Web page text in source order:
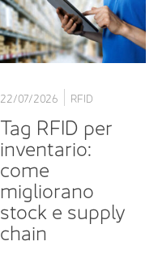
22/07/2026 RFID
Tag RFID per
inventario:
come
migliorano
stock e supply
chain